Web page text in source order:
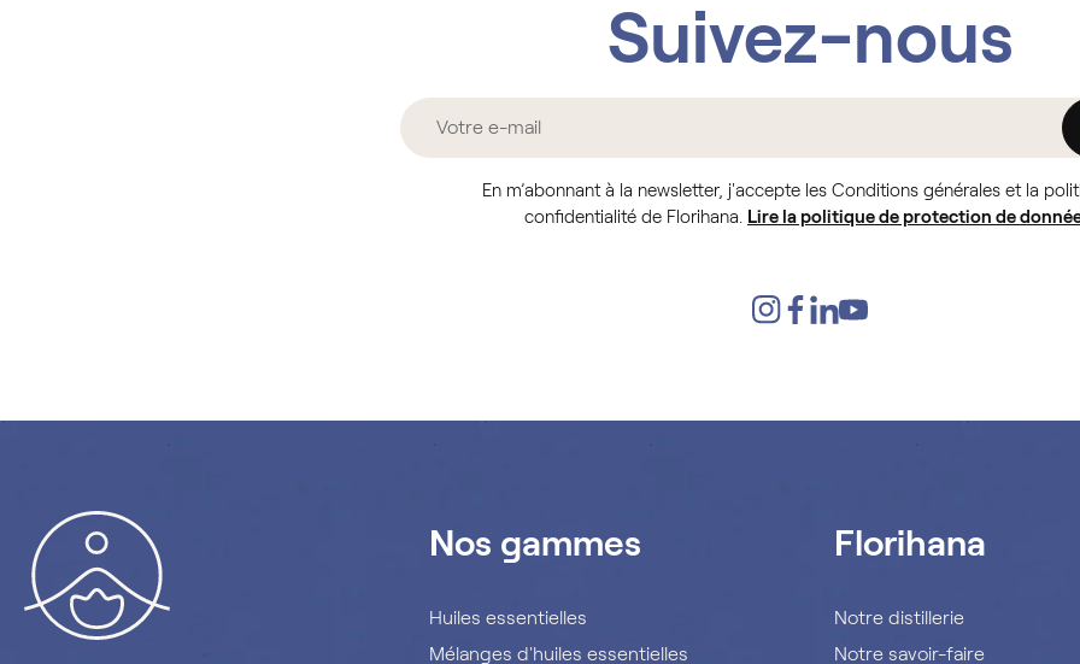
Suivez-nous
En m’abonnant à la newsletter, j'accepte les Conditions générales et la
confidentialité de Florihana.
Lire la politique de protection de
Nos gammes
Huiles essentielles
Mélanges d'huiles essentielles
Florihana
Notre distillerie
Notre savoir-faire